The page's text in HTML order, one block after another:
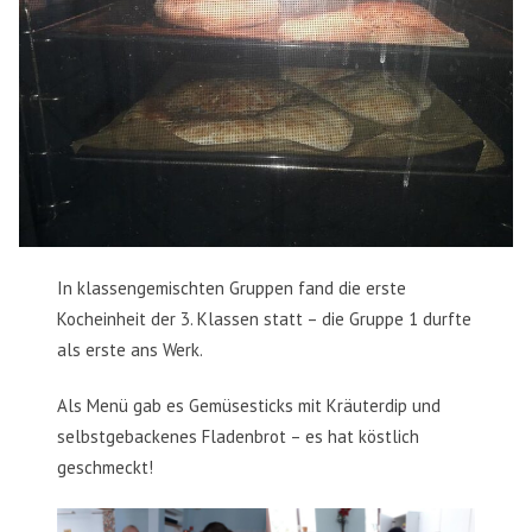
In klassengemischten Gruppen fand die erste
Kocheinheit der 3. Klassen statt – die Gruppe 1 durfte
als erste ans Werk.
Als Menü gab es Gemüsesticks mit Kräuterdip und
selbstgebackenes Fladenbrot – es hat köstlich
geschmeckt!